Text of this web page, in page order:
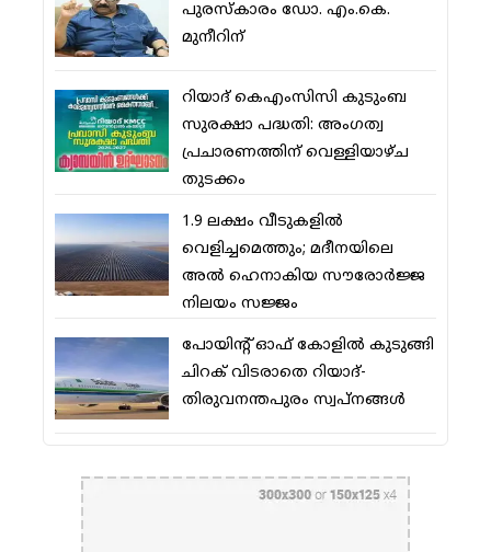
പുരസ്‌കാരം ഡോ. എം.കെ.
മുനീറിന്
റിയാദ് കെഎംസിസി കുടുംബ
സുരക്ഷാ പദ്ധതി: അംഗത്വ
പ്രചാരണത്തിന് വെള്ളിയാഴ്ച
തുടക്കം
1.9 ലക്ഷം വീടുകളില്‍
വെളിച്ചമെത്തും; മദീനയിലെ
അല്‍ ഹെനാകിയ സൗരോര്‍ജ്ജ
നിലയം സജ്ജം
പോയിന്റ് ഓഫ് കോളില്‍ കുടുങ്ങി
ചിറക് വിടരാതെ റിയാദ്-
തിരുവനന്തപുരം സ്വപ്നങ്ങള്‍